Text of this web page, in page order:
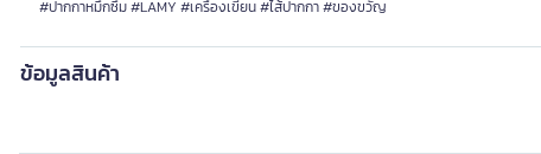
#ปากกาหมึกซึม #LAMY #เครื่องเขียน #ไส้ปากกา #ของขวัญ
ข้อมูลสินค้า